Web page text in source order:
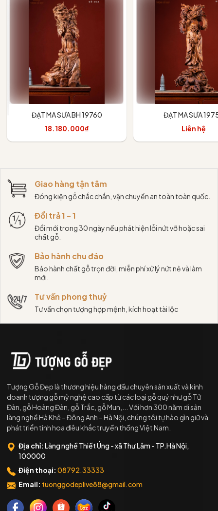
ĐẠT MA SƯA BH 19760
18.180.000₫
ĐẠT MA SƯA
Liên hệ
Giao hàng tận tâm
Đóng kiện gỗ chắc chắn, vận chuyển an toàn toàn quốc.
Đổi trả 1 - 1
Đổi mới trong 30 ngày nếu phát hiện lỗi nứt vỡ hoặc sai
chất gỗ.
Bảo hành chu đáo
Bảo hành chất gỗ trọn đời, miễn phí xử lý nứt nẻ và làm
mới.
Tư vấn phong thuỷ
Tư vấn chọn tượng hợp mệnh, kích hoạt tài lộc
Tượng Gỗ Đẹp là thương hiệu hàng đầu chuyên sản xuất và kinh
doanh tượng gỗ mỹ nghệ cao cấp từ các loại gỗ quý như gỗ Tử
Đàn, gỗ Hoàng Đàn, gỗ Trắc, gỗ Mun,... Với hơn 300 năm di sản
làng nghề Hà Khê – Đông Anh – Hà Nội, chúng tôi tự hào gìn giữ và
phát triển tinh hoa điêu khắc truyền thống Việt Nam.
Địa chỉ: Làng nghề Thiết Úng - xã Thư Lâm - TP.Hà Nội,
100000
Điện thoại: 08792.33333
Email: tuonggodeplive88@gmail.com